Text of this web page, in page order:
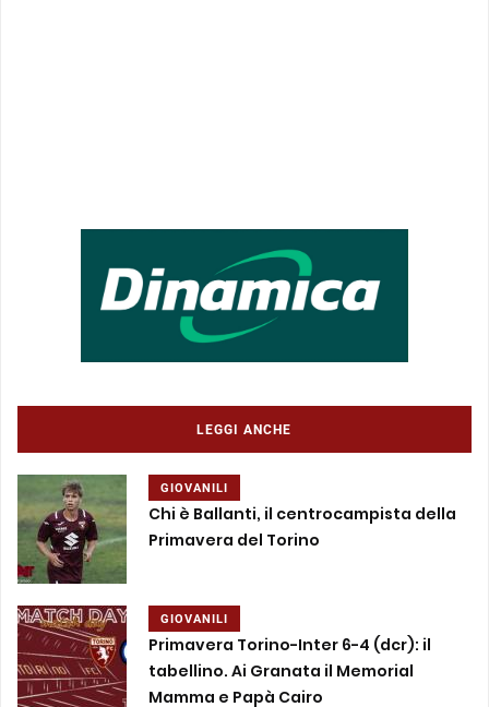
LEGGI ANCHE
GIOVANILI
Chi è Ballanti, il centrocampista della
Primavera del Torino
GIOVANILI
Primavera Torino-Inter 6-4 (dcr): il
tabellino. Ai Granata il Memorial
Mamma e Papà Cairo